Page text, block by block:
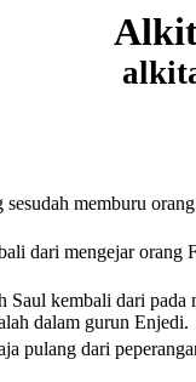
memburu
dari mengejar
Saul kembali dari
dalam gurun Enjedi.
pulang dari